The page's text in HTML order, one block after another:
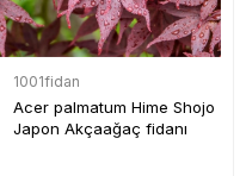
1001fidan
Acer palmatum Hime Shojo
Japon Akçaağaç fidanı